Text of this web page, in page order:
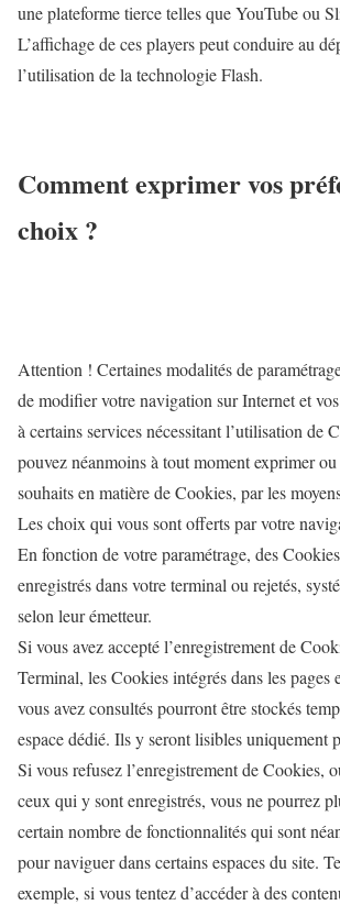
une plateforme tierce telles que YouTube ou
L’affichage de ces players peut conduire au
l’utilisation de la technologie Flash.
Comment exprimer vos
choix ?
Attention ! Certaines modalités de
de modifier votre navigation sur Internet et
à certains services nécessitant l’utilisation de
pouvez néanmoins à tout moment exprimer
souhaits en matière de Cookies, par les
Les choix qui vous sont offerts par votre
En fonction de votre paramétrage, des
enregistrés dans votre terminal ou rejetés,
selon leur émetteur.
Si vous avez accepté l’enregistrement de
Terminal, les Cookies intégrés dans les pages
vous avez consultés pourront être stockés
espace dédié. Ils y seront lisibles uniquement
Si vous refusez l’enregistrement de Cookies,
ceux qui y sont enregistrés, vous ne pourrez
certain nombre de fonctionnalités qui sont
pour naviguer dans certains espaces du site.
exemple, si vous tentez d’accéder à des